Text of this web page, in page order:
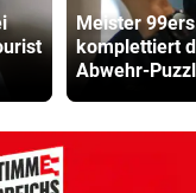
Meister 99ers
komplettiert
Abwehr-